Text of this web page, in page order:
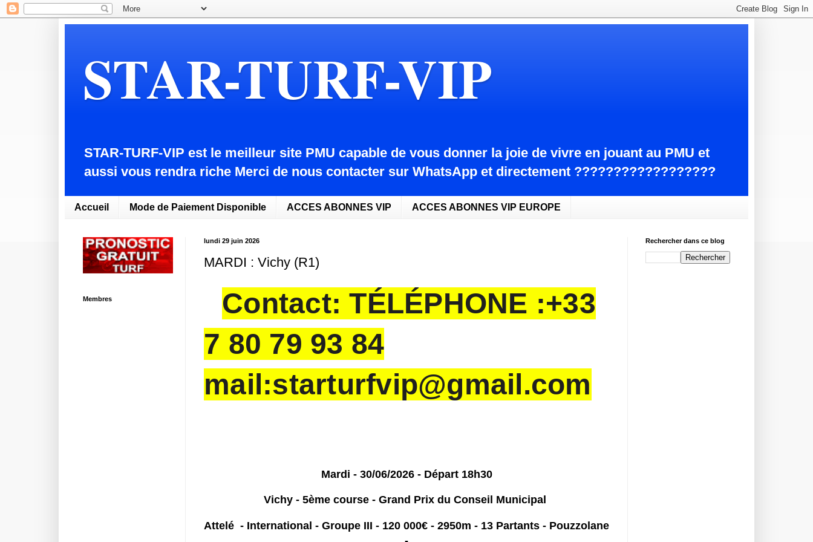
STAR-TURF-VIP
STAR-TURF-VIP est le meilleur site PMU capable de vous donner la joie de vivre en jouant au PMU et
aussi vous rendra riche Merci de nous contacter sur WhatsApp et directement ??????????????????
Accueil Mode de Paiement Disponible ACCES ABONNES VIP ACCES ABONNES VIP EUROPE
lundi 29 juin 2026
MARDI : Vichy (R1)
Contact: TÉLÉPHONE :+33
7 80 79 93 84
mail:starturfvip@gmail.com
Mardi - 30/06/2026 - Départ 18h30
Vichy - 5ème course - Grand Prix du Conseil Municipal
Attelé - International - Groupe III - 120 000€ - 2950m - 13 Partants - Pouzzolane
Membres
Rechercher dans ce blog